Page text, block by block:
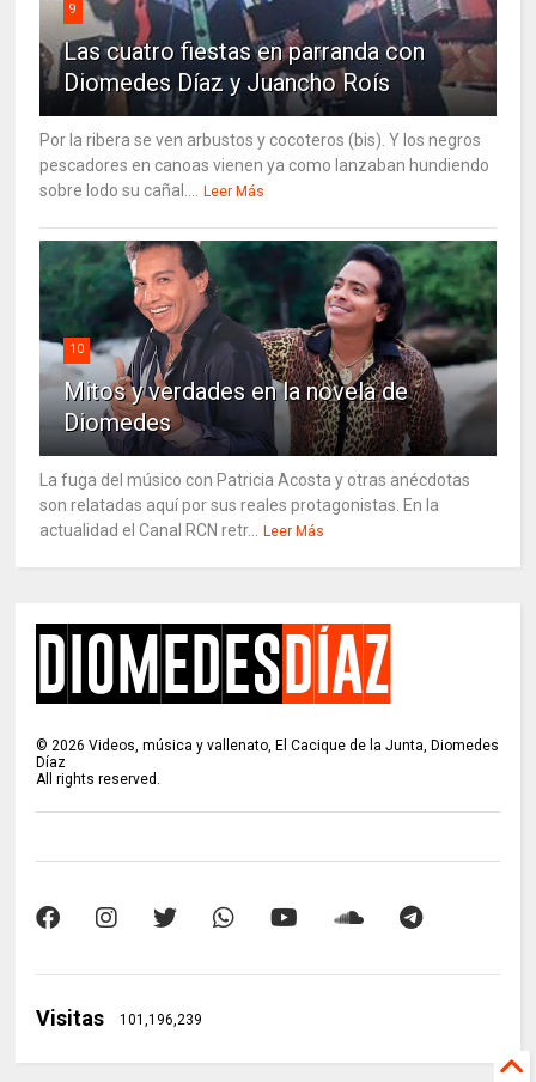
9
Las cuatro fiestas en parranda con
Diomedes Díaz y Juancho Roís
Por la ribera se ven arbustos y cocoteros (bis). Y los negros
pescadores en canoas vienen ya como lanzaban hundiendo
sobre lodo su cañal....
Leer Más
10
Mitos y verdades en la novela de
Diomedes
La fuga del músico con Patricia Acosta y otras anécdotas
son relatadas aquí por sus reales protagonistas. En la
actualidad el Canal RCN retr...
Leer Más
© 2026 Videos, música y vallenato, El Cacique de la Junta, Diomedes
Díaz
All rights reserved.
Visitas 101,196,239